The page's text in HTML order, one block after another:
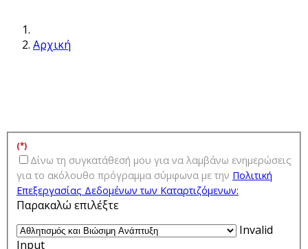
Αρχική
(*)
Δίνω τη συγκατάθεσή μου για να λαμβάνω ενημερώσεις
για τo ακόλουθο πρόγραμμα σύμφωνα με την Πολιτική
Επεξεργασίας Δεδομένων των Kαταρτιζόμενων:
Παρακαλώ επιλέξτε
Invalid
Input